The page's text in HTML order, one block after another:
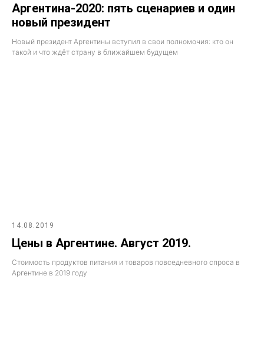
Аргентина-2020: пять сценариев и один
новый президент
Новый президент Аргентины вступил в свои полномочия: кто он
такой и что ждёт страну в ближайшем будущем
14.08.2019
Цены в Аргентине. Август 2019.
Стоимость продуктов питания и товаров повседневного спроса в
Аргентине в 2019 году